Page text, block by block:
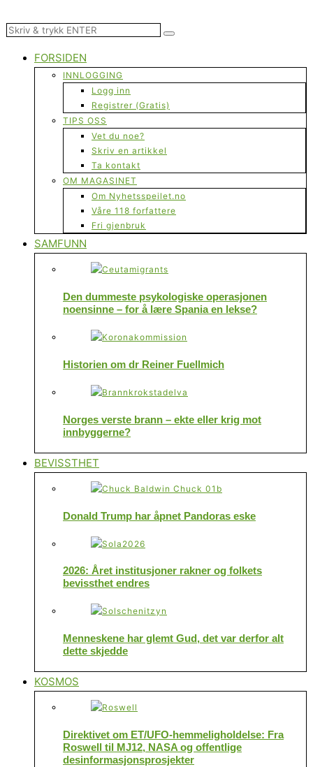
FORSIDEN
INNLOGGING
Logg inn
Registrer (Gratis)
TIPS OSS
Vet du noe?
Skriv en artikkel
Ta kontakt
OM MAGASINET
Om Nyhetsspeilet.no
Våre 118 forfattere
Fri gjenbruk
SAMFUNN
Den dummeste psykologiske operasjonen
noensinne – for å lære Spania en lekse?
Historien om dr Reiner Fuellmich
Norges verste brann – ekte eller krig mot
innbyggerne?
BEVISSTHET
Donald Trump har åpnet Pandoras eske
2026: Året institusjoner rakner og folkets
bevissthet endres
Menneskene har glemt Gud, det var derfor alt
dette skjedde
KOSMOS
Direktivet om ET/UFO-hemmeligholdelse: Fra
Roswell til MJ12, NASA og offentlige
desinformasjonsprosjekter